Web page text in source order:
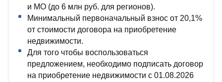
и МО (до 6 млн руб. для регионов).
Минимальный первоначальный взнос от 20,1%
от стоимости договора на приобретение
недвижимости.
Для того чтобы воспользоваться
предложением, необходимо подписать договор
на приобретение недвижимости с 01.08.2026